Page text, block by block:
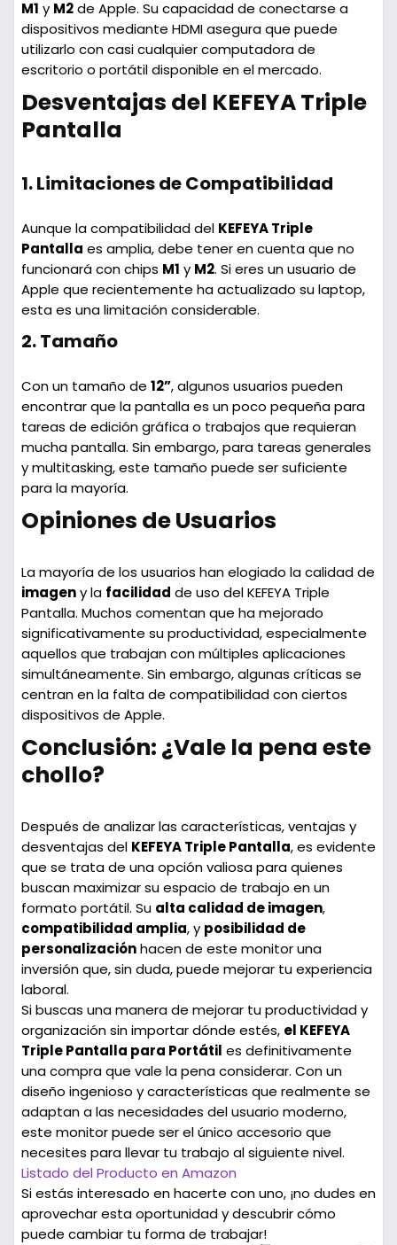
M1 y M2de Apple. Su capacidad de conectarse a
dispositivos mediante HDMI asegura que puede
utilizarlo con casi cualquier computadora de
escritorio o portátil disponible en el mercado.
Desventajas del KEFEYA Triple
Pantalla
1.Limitaciones de Compatibilidad
Aunque la compatibilidad del KEFEYA Triple
Pantalla es amplia, debe tener en cuenta que no
funcionará con chips M1 y M2. Si eres un usuario de
Apple que recientemente ha actualizado su laptop,
esta es una limitación considerable.
2.Tamaño
Con un tamaño de 12”, algunos usuarios pueden
encontrar que la pantalla es un poco pequeña para
tareas de edición gráfica o trabajos que requieran
mucha pantalla. Sin embargo, para tareas generales
y multitasking, este tamaño puede ser suficiente
para la mayoría.
Opiniones de Usuarios
La mayoría de los usuarios han elogiado la calidad de
imageny la facilidad de uso del KEFEYA Triple
Pantalla. Muchos comentan que ha mejorado
significativamente su productividad, especialmente
aquellos que trabajan con múltiples aplicaciones
simultáneamente. Sin embargo, algunas críticas se
centran en la falta de compatibilidad con ciertos
dispositivos de Apple.
Conclusión: ¿Vale la pena este
chollo?
Después de analizar las características, ventajas y
desventajas del KEFEYA Triple Pantalla, es evidente
que se trata de una opción valiosa para quienes
buscan maximizar su espacio de trabajo en un
formato portátil. Su alta calidad de imagen,
compatibilidad amplia, y posibilidad de
personalizaciónhacen de este monitor una
inversión que, sin duda, puede mejorar tu experiencia
laboral.
Si buscas una manera de mejorar tu productividad y
organización sin importar dónde estés, el KEFEYA
Triple Pantalla para Portátil es definitivamente
una compra que vale la pena considerar. Con un
diseño ingenioso y características que realmente se
adaptan a las necesidades del usuario moderno,
este monitor puede ser el único accesorio que
necesites para llevar tu trabajo al siguiente nivel.
Listado del Producto en Amazon
Si estás interesado en hacerte con uno, ¡no dudes en
aprovechar esta oportunidad y descubrir cómo
puede cambiar tu forma de trabajar!